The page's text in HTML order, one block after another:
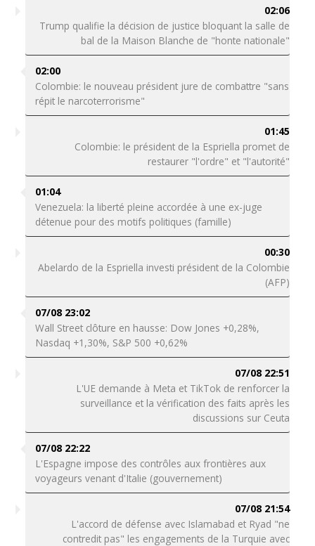
02:06
Trump qualifie la décision de justice bloquant la salle de
bal de la Maison Blanche de "honte nationale"
02:00
Colombie: le nouveau président jure de combattre "sans
répit le narcoterrorisme"
01:45
Colombie: le président de la Espriella promet de
restaurer "l'ordre" et "l'autorité"
01:04
Venezuela: la liberté pleine accordée à une ex-juge
détenue pour des motifs politiques (famille)
00:30
Abelardo de la Espriella investi président de la Colombie
(AFP)
07/08 23:02
Wall Street clôture en hausse: Dow Jones +0,28%,
Nasdaq +1,30%, S&P 500 +0,62%
07/08 22:51
L'UE demande à Meta et TikTok de renforcer la
surveillance et la vérification des faits après les
discussions sur Ceuta
07/08 22:22
L'Espagne impose des contrôles aux frontières aux
voyageurs venant d'Italie (gouvernement)
07/08 21:54
L'accord de défense avec Islamabad et Ryad "ne
contredit pas" les engagements de la Turquie avec